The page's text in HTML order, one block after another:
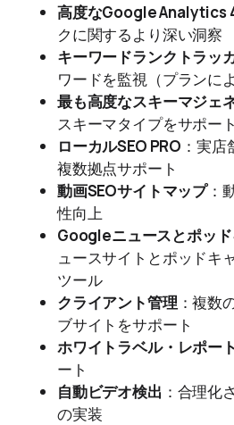
高度なGoogle Analytics
クに関するより深い洞察
キーワードランクトラッ
ワードを監視（プランによ
最も高度なスキーマジェ
スキーマタイプをサポート
ローカルSEO PRO ：実
複数拠点サポート
動画SEOサイトマップ：
性向上
Googleニュースとポッド
ュースサイトとポッドキ
ツール
クライアント管理 ：複数
ブサイトをサポート
ホワイトラベル・レポート
ート
自動ビデオ検出 ：合理化
の実装